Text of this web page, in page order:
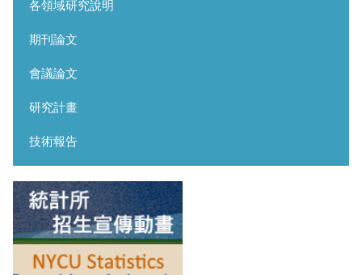
各領域研究說明
期刊論文
會議論文
研究計畫
技術報告